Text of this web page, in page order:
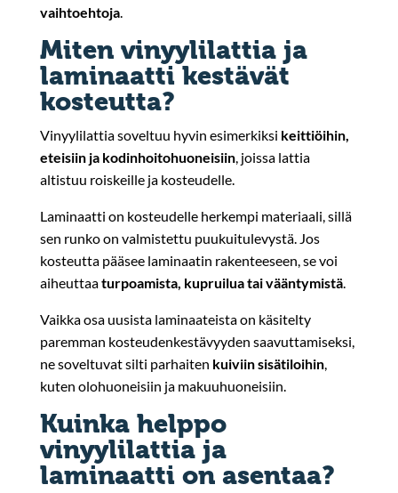
vaihtoehtoja.
Miten vinyylilattia ja
laminaatti kestävät
kosteutta?
Vinyylilattia soveltuu hyvin esimerkiksi keittiöihin,
eteisiin ja kodinhoitohuoneisiin, joissa lattia
altistuu roiskeille ja kosteudelle.
Laminaatti on kosteudelle herkempi materiaali, sillä
sen runko on valmistettu puukuitulevystä. Jos
kosteutta pääsee laminaatin rakenteeseen, se voi
aiheuttaaturpoamista, kupruilua tai vääntymistä.
Vaikka osa uusista laminaateista on käsitelty
paremman kosteudenkestävyyden saavuttamiseksi,
ne soveltuvat silti parhaiten kuiviin sisätiloihin,
kuten olohuoneisiin ja makuuhuoneisiin.
Kuinka helppo
vinyylilattia ja
laminaatti on asentaa?